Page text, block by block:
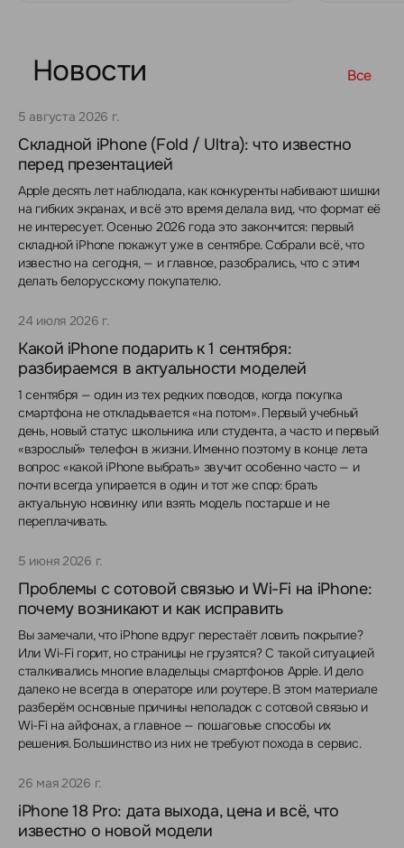
Новости Все
5 августа 2026 г.
Складной iPhone (Fold / Ultra): что известно
перед презентацией
Apple десять лет наблюдала, как конкуренты набивают шишки
на гибких экранах, и всё это время делала вид, что формат её
не интересует. Осенью 2026 года это закончится: первый
складной iPhone покажут уже в сентябре. Собрали всё, что
известно на сегодня, — и главное, разобрались, что с этим
делать белорусскому покупателю.
24 июля 2026 г.
Какой iPhone подарить к 1 сентября:
разбираемся в актуальности моделей
1 сентября — один из тех редких поводов, когда покупка
смартфона не откладывается «на потом». Первый учебный
день, новый статус школьника или студента, а часто и первый
«взрослый» телефон в жизни. Именно поэтому в конце лета
вопрос «какой iPhone выбрать» звучит особенно часто — и
почти всегда упирается в один и тот же спор: брать
актуальную новинку или взять модель постарше и не
переплачивать.
5 июня 2026 г.
Проблемы с сотовой связью и Wi-Fi на iPhone:
почему возникают и как исправить
Вы замечали, что iPhone вдруг перестаёт ловить покрытие?
Или Wi-Fi горит, но страницы не грузятся? С такой ситуацией
сталкивались многие владельцы смартфонов Apple. И дело
далеко не всегда в операторе или роутере. В этом материале
разберём основные причины неполадок с сотовой связью и
Wi-Fi на айфонах, а главное — пошаговые способы их
решения. Большинство из них не требуют похода в сервис.
26 мая 2026 г.
iPhone 18 Pro: дата выхода, цена и всё, что
известно о новой модели